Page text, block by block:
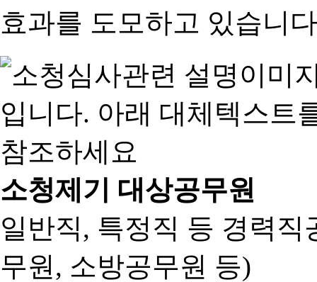
효과를 도모하고 있습니
소청제기 대상공무원
일반직, 특정직 등 경력
무원, 소방공무원 등)